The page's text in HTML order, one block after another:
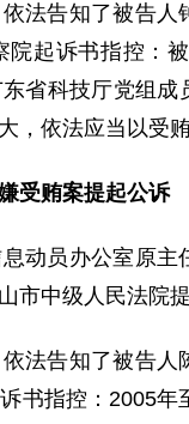
告知了被告人
起诉书指控：
省科技厅党组
，依法应当以受
受贿案提起公诉
员办公室原主
市中级人民法院
告知了被告人
书指控：2005